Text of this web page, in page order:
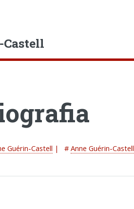
Guérin-Castell | # Anne Guérin-Castell